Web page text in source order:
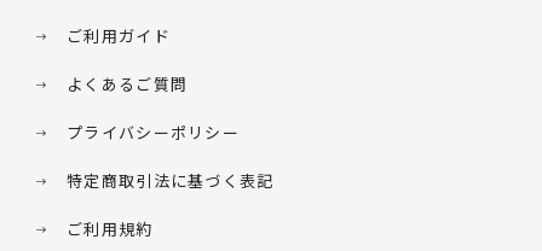
ご利用ガイド
よくあるご質問
プライバシーポリシー
特定商取引法に基づく表記
ご利用規約